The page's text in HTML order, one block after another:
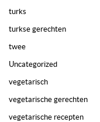
turks
turkse gerechten
twee
Uncategorized
vegetarisch
vegetarische gerechten
vegetarische recepten